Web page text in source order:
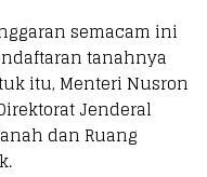
semacam ini
tanahnya
itu, Menteri Nusron
Jenderal
dan Ruang